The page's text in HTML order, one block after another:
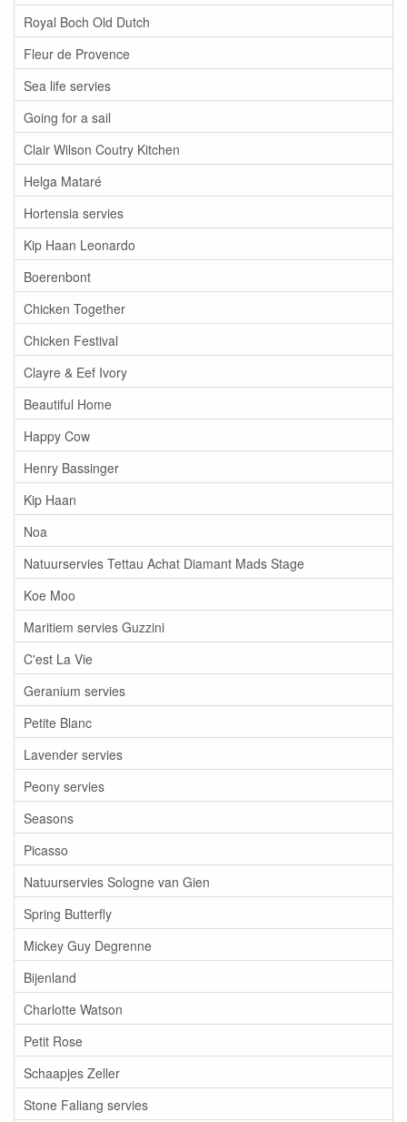
Royal Boch Old Dutch
Fleur de Provence
Sea life servies
Going for a sail
Clair Wilson Coutry Kitchen
Helga Mataré
Hortensia servies
Kip Haan Leonardo
Boerenbont
Chicken Together
Chicken Festival
Clayre & Eef Ivory
Beautiful Home
Happy Cow
Henry Bassinger
Kip Haan
Noa
Natuurservies Tettau Achat Diamant Mads Stage
Koe Moo
Maritiem servies Guzzini
C'est La Vie
Geranium servies
Petite Blanc
Lavender servies
Peony servies
Seasons
Picasso
Natuurservies Sologne van Gien
Spring Butterfly
Mickey Guy Degrenne
Bijenland
Charlotte Watson
Petit Rose
Schaapjes Zeller
Stone Faliang servies